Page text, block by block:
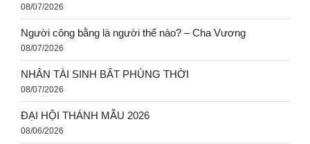
08/07/2026
Người công bằng là người thế nào? – Cha Vương
08/07/2026
NHÂN TÀI SINH BẤT PHÙNG THỜI
08/07/2026
ĐẠI HỘI THÁNH MẪU 2026
08/06/2026